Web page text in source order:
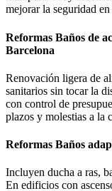
mejorar la seguridad
Reformas Baños de
Barcelona
Renovación ligera de
sanitarios sin tocar la
con control de
plazos y molestias a la
Reformas Baños
Incluyen ducha a ras,
En edificios con